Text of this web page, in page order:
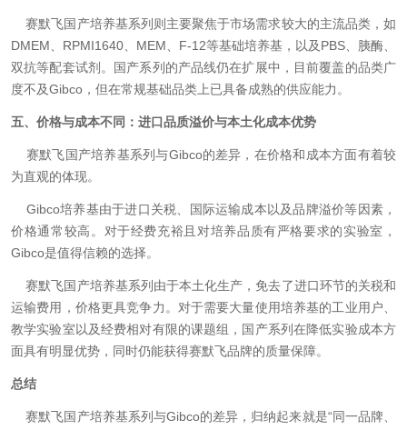
赛默飞国产培养基系列则主要聚焦于市场需求较大的主流品类，如
DMEM、RPMI1640、MEM、F-12等基础培养基，以及PBS、胰酶、
双抗等配套试剂。国产系列的产品线仍在扩展中，目前覆盖的品类广
度不及Gibco，但在常规基础品类上已具备成熟的供应能力。
五、价格与成本不同：进口品质溢价与本土化成本优势
赛默飞国产培养基系列与Gibco的差异，在价格和成本方面有着较
为直观的体现。
Gibco培养基由于进口关税、国际运输成本以及品牌溢价等因素，
价格通常较高。对于经费充裕且对培养品质有严格要求的实验室，
Gibco是值得信赖的选择。
赛默飞国产培养基系列由于本土化生产，免去了进口环节的关税和
运输费用，价格更具竞争力。对于需要大量使用培养基的工业用户、
教学实验室以及经费相对有限的课题组，国产系列在降低实验成本方
面具有明显优势，同时仍能获得赛默飞品牌的质量保障。
总结
赛默飞国产培养基系列与Gibco的差异，归纳起来就是“同一品牌、